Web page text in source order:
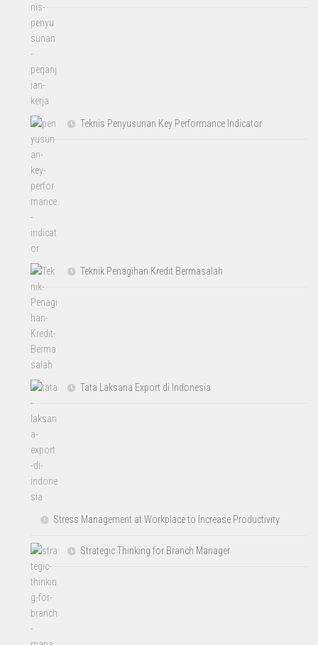
Teknis Penyusunan Key Performance Indicator
Teknik Penagihan Kredit Bermasalah
Tata Laksana Export di Indonesia
Stress Management at Workplace to Increase Productivity
Strategic Thinking for Branch Manager